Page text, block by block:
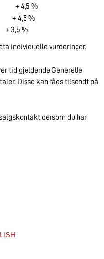
+ 4,5 %
+ 4,5 %
%
individuelle vurderinger.
tid gjeldende Generelle
Disse kan fåes tilsendt på
dersom du har